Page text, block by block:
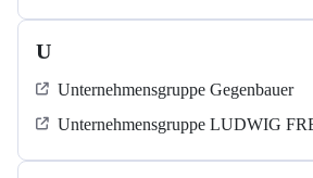
U
Unternehmensgruppe Gegenbauer
Unternehmensgruppe LUDWIG